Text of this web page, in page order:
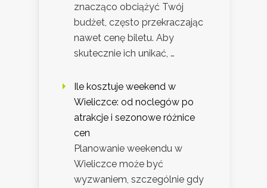
znacząco obciążyć Twój
budżet, często przekraczając
nawet cenę biletu. Aby
skutecznie ich unikać, …
Ile kosztuje weekend w
Wieliczce: od noclegów po
atrakcje i sezonowe różnice
cen
Planowanie weekendu w
Wieliczce może być
wyzwaniem, szczególnie gdy